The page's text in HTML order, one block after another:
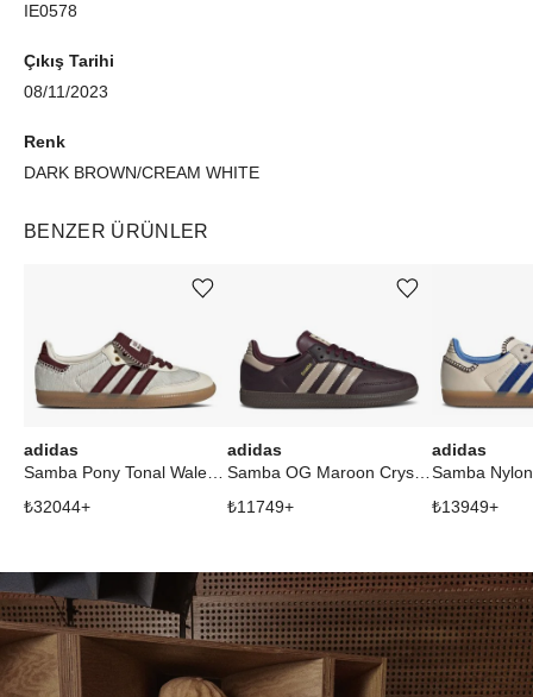
IE0578
Çıkış Tarihi
08/11/2023
Renk
DARK BROWN/CREAM WHITE
BENZER ÜRÜNLER
adidas
₺32044+
Ürünü istek listesine ekle veya listeden çıkar
adidas
₺11749+
Ürünü istek listesine ekle veya listeden çıkar
adidas
₺13949+